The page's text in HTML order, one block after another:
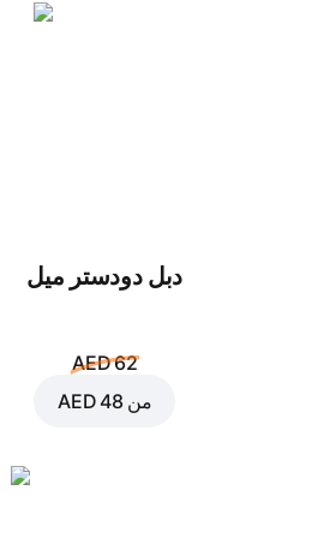
دبل دودستر ميل
AED 62
من AED 48